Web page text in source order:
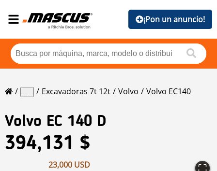
¡Pon un anuncio!
... Excavadoras 7t 12t Volvo Volvo EC140
Volvo EC 140 D
394,131 $
23,000 USD